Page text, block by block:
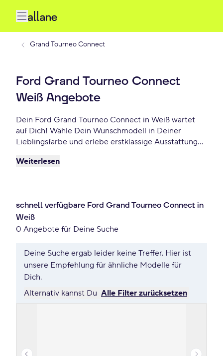
Grand Tourneo Connect
Ford Grand Tourneo Connect
Weiß Angebote
Dein Ford Grand Tourneo Connect in Weiß wartet
auf Dich! Wähle Dein Wunschmodell in Deiner
Lieblingsfarbe und erlebe erstklassige Ausstattung
Leasing- und Finanzierungsoptionen und fahre Dein
Weiterlesen
schnell verfügbare Ford Grand Tourneo Connect in
Weiß
0 Angebote für Deine Suche
Deine Suche ergab leider keine Treffer. Hier ist
unsere Empfehlung für ähnliche Modelle für
Dich.
Alternativ kannst Du Alle Filter zurücksetzen